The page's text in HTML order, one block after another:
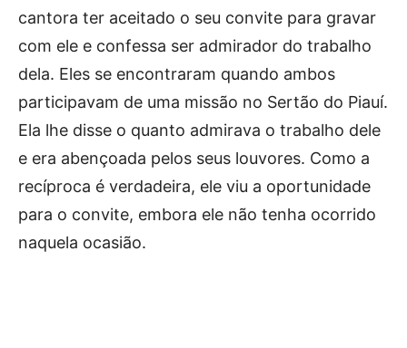
cantora ter aceitado o seu convite para gravar
com ele e confessa ser admirador do trabalho
dela. Eles se encontraram quando ambos
participavam de uma missão no Sertão do Piauí.
Ela lhe disse o quanto admirava o trabalho dele
e era abençoada pelos seus louvores. Como a
recíproca é verdadeira, ele viu a oportunidade
para o convite, embora ele não tenha ocorrido
naquela ocasião.